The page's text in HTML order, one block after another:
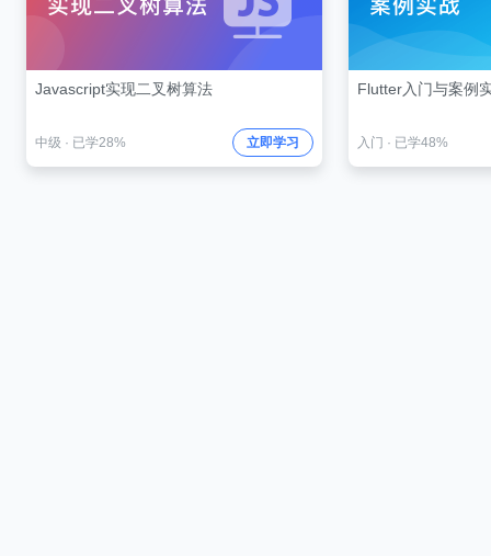
Javascript实现二叉树算法
中级 · 已学28% 立即学习
Flutter入门与案例
入门 · 已学48%